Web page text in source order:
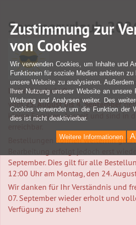
Sommerurlaub
Liebe Kundschaft,
vom25. August bis 4. September
kleine Familien-Auszeit und sind in
Bestellungen können weiterhin
September. Dies gilt für alle
12:00 Uhr am Montag, den 24.
Wir danken für Ihr Verständnis und
07. September wieder erholt und
Verfügung zu stehen!
Zustimmung zur
von Cookies
Wir verwenden Cookies, um Inhalte und
Funktionen für soziale Medien anbieten
unsere Website zu analysieren.
Ihrer Nutzung unserer Website an
Werbung und Analysen weiter. Des
Cookies verwendet um die Funktion der
dies ist nicht deaktivierbar.
Weitere Informationen